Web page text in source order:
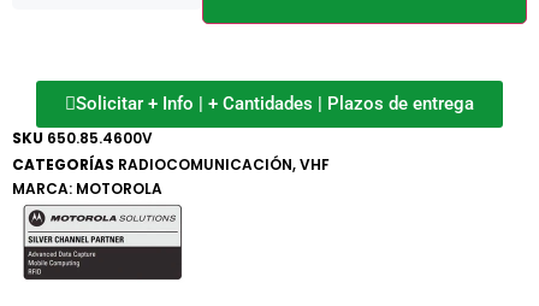
Solicitar + Info | + Cantidades | Plazos de entrega
SKU 650.85.4600V
CATEGORÍAS RADIOCOMUNICACIÓN,VHF
MARCA: MOTOROLA